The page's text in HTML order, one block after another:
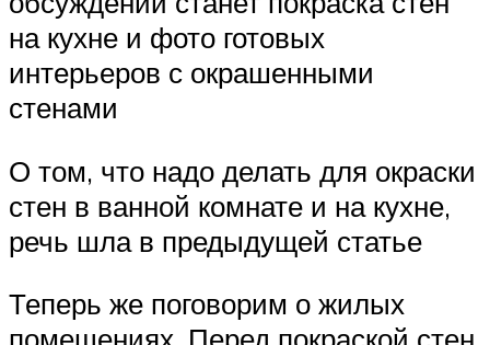
на кухне и фото готовых
интерьеров с окрашенными
стенами
О том, что надо делать для окраски
стен в ванной комнате и на кухне,
речь шла в предыдущей статье
Теперь же поговорим о жилых